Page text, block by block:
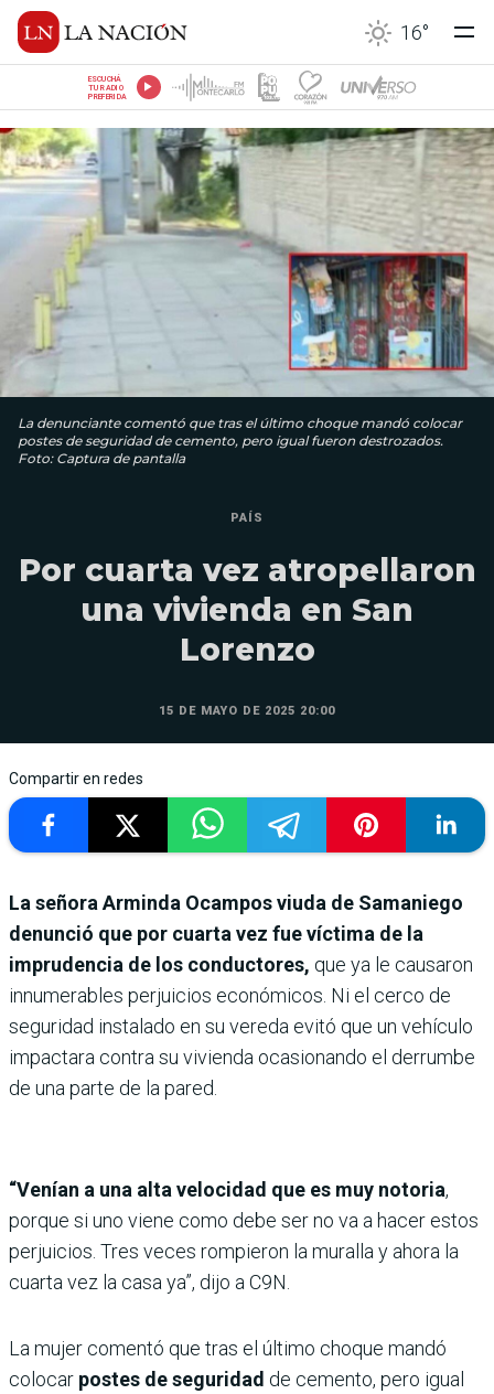
16°
ESCUCHÁ
TU RADIO
PREFERIDA
La denunciante comentó que tras el último choque mandó colocar
postes de seguridad de cemento, pero igual fueron destrozados.
Foto: Captura de pantalla
PAÍS
Por cuarta vez atropellaron
una vivienda en San
Lorenzo
15 DE MAYO DE 2025 20:00
Compartir en redes
La señora Arminda Ocampos viuda de Samaniego
denunció que por cuarta vez fue víctima de la
imprudencia de los conductores, que ya le causaron
innumerables perjuicios económicos. Ni el cerco de
seguridad instalado en su vereda evitó que un vehículo
impactara contra su vivienda ocasionando el derrumbe
de una parte de la pared.
“Venían a una alta velocidad que es muy notoria,
porque si uno viene como debe ser no va a hacer estos
perjuicios. Tres veces rompieron la muralla y ahora la
cuarta vez la casa ya”, dijo a C9N.
La mujer comentó que tras el último choque mandó
colocar postes de seguridad de cemento, pero igual